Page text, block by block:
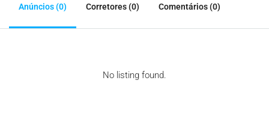
Anúncios (0) Corretores (0) Comentários (0)
No listing found.